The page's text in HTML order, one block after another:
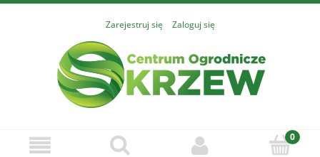
Zarejestruj się Zaloguj się